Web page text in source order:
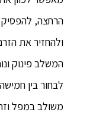
הרחצה,
ולהחזיר את
המשלב פינוק
לבחור בין
משולב במפל וזרם